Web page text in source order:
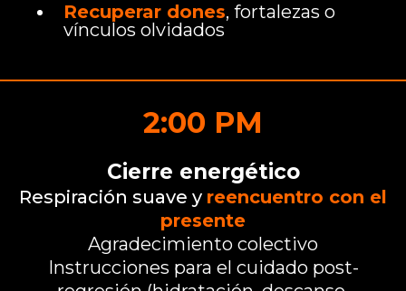
Recuperar dones, fortalezas o
vínculos olvidados
2:00 PM
Cierre energético
Respiración suave y reencuentro con el
presente
Agradecimiento colectivo
Instrucciones para el cuidado post-